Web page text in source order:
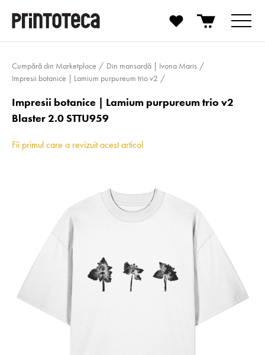
Cumpără din Marketplace
Din mansardă | Ivona Maris
Impresii botanice | Lamium purpureum trio v2
Impresii botanice | Lamium purpureum trio v2
Blaster 2.0 STTU959
Fii primul care a revizuit acest articol